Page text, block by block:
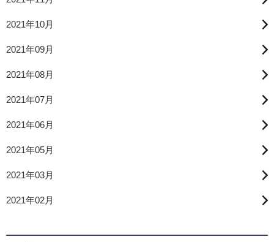
2021年10月
2021年09月
2021年08月
2021年07月
2021年06月
2021年05月
2021年03月
2021年02月